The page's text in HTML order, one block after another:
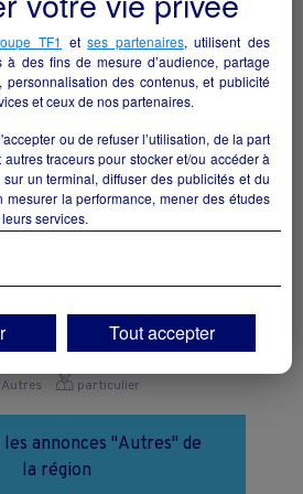
PHOTO
Nérac - 47600
Autres particulier
annonces "Autres" de
la région
TF1 etses partenaires, utilisent des
à des fins de mesure d’audience, partage
des contenus, et publicité
et ceux de nos partenaires.
ou de refuser l’utilisation, de la part
traceurs pour stocker et/ou accéder à
un terminal, diffuser des publicités et du
la performance, mener des études
services.
les fonctionnalités liées à la
lescookies/traceurs techniquesseront
choix en cliquant sur "Tout accepter",
ou "Paramétrer", et les modifier à tout
lien "Paramétrez vos choix" situé en bas de
Tout accepter